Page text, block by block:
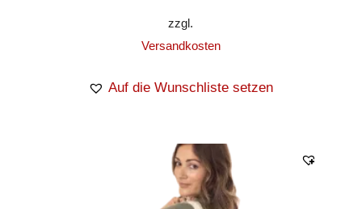
zzgl.
Versandkosten
Auf die Wunschliste setzen